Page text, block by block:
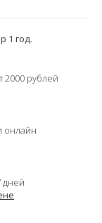
1 год.
2000 рублей
онлайн
дней